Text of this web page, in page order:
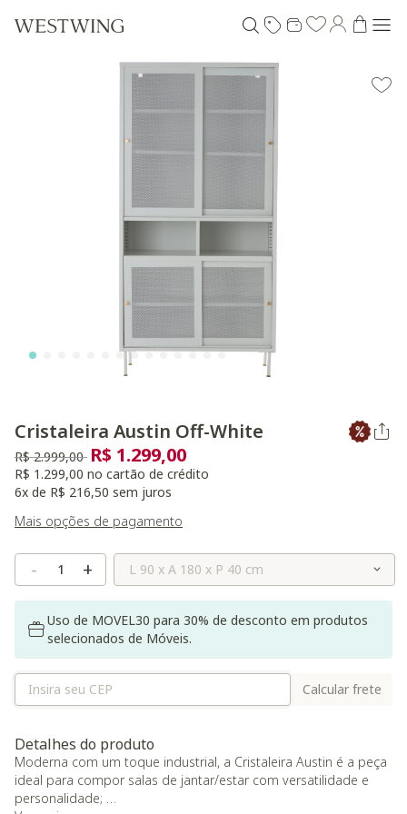
Cristaleira Austin Off-White
Preço reduzido de
R$ 2.999,00 para
R$ 1.299,00
R$ 1.299,00 no cartão de crédito
6x de R$ 216,50 sem juros
Mais opções de pagamento
- + Selecione o Tamanho
Uso de MOVEL30 para 30% de desconto em produtos
selecionados de Móveis.
Calcular frete
Detalhes do produto
Moderna com um toque industrial, a Cristaleira Austin é a peça
ideal para compor salas de jantar/estar com versatilidade e
personalidade;